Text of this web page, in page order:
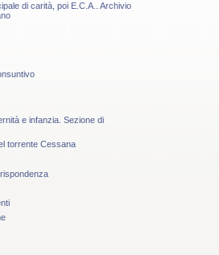
di carità, poi E.C.A.. Archivio
e infanzia. Sezione di
torrente Cessana